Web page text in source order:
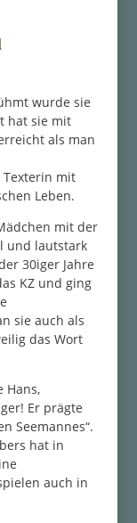
wurde sie
hat sie mit
als man
Texterin mit
Leben.
mit der
und lautstark
30iger Jahre
KZ und ging
sie auch als
das Wort
Hans,
Er prägte
Seemannes“.
hat in
auch in